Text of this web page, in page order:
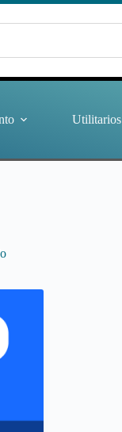
Utilitarios